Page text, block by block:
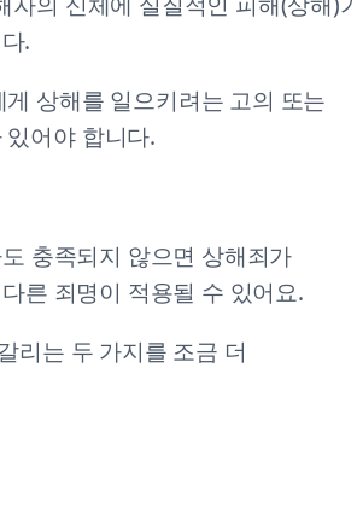
.
게 상해를 일으키려는 고의 또는
어야 합니다.
충족되지 않으면 상해죄가
른 죄명이 적용될 수 있어요.
리는 두 가지를 조금 더